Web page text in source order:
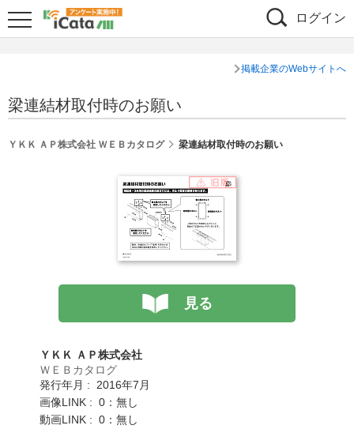
ログイン
掲載企業のWebサイトへ
梁連結材取付時のお願い
ＹＫＫ ＡＰ株式会社 ＷＥＢカタログ 梁連結材取付時のお願い
見る
ＹＫＫ ＡＰ株式会社
ＷＥＢカタログ
発行年月 : 2016年7月
画像LINK : 0：無し
動画LINK : 0：無し